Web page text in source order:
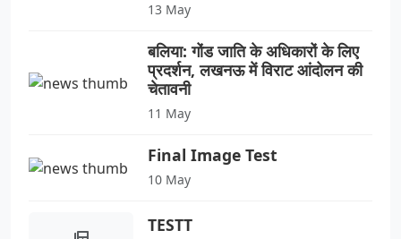
13 May
बलिया: गोंड जाति के अधिकारों के लिए
प्रदर्शन, लखनऊ में विराट आंदोलन की
चेतावनी
11 May
Final Image Test
10 May
TESTT